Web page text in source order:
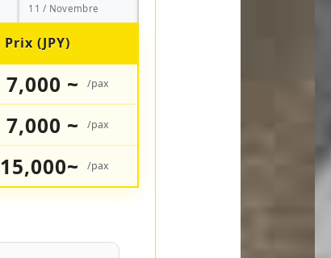
11 / Novembre
Prix (JPY)
7,000 ~ /pax
7,000 ~ /pax
15,000~ /pax